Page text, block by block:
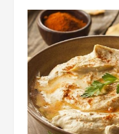
Nasi
Ayam
di
Ojol,
Wajib
Coba!